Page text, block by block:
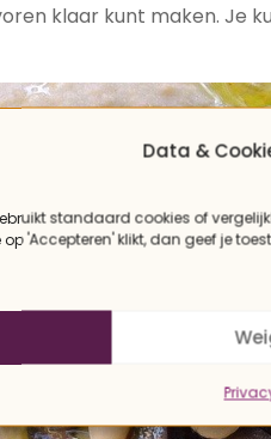
Data &
standaard cookies of
'Accepteren' klikt, dan geef je
klaar kunt maken. Je